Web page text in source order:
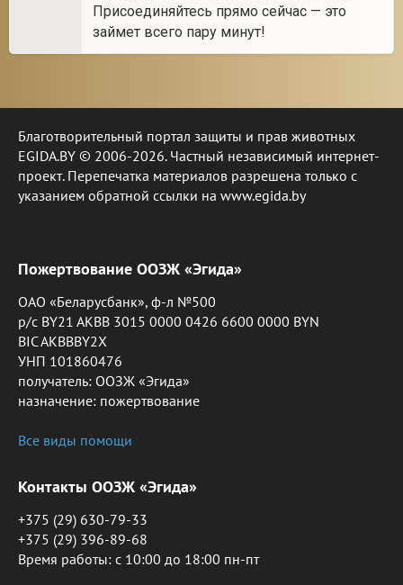
Присоединяйтесь прямо сейчас — это
займет всего пару минут!
Благотворительный портал защиты и прав животных
EGIDA.BY © 2006-2026. Частный независимый интернет-
проект. Перепечатка материалов разрешена только с
указанием обратной ссылки на www.egida.by
Пожертвование ООЗЖ «Эгида»
ОАО «Беларусбанк», ф-л №500
р/с BY21 AKBB 3015 0000 0426 6600 0000 BYN
BIC AKBBBY2X
УНП 101860476
получатель: ООЗЖ «Эгида»
назначение: пожертвование
Все виды помощи
Контакты ООЗЖ «Эгида»
+375 (29) 630-79-33
+375 (29) 396-89-68
Время работы: c 10:00 до 18:00 пн-пт